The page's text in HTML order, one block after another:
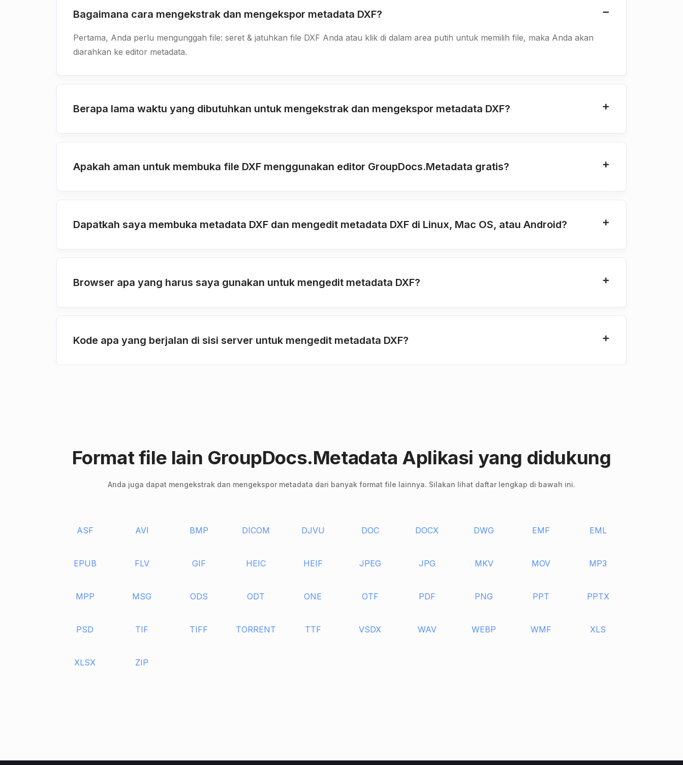
Bagaimana cara mengekstrak dan mengekspor metadata DXF?
Pertama, Anda perlu mengunggah file: seret & jatuhkan file DXF Anda atau klik di dalam area putih untuk memilih file, maka Anda akan
diarahkan ke editor metadata.
Berapa lama waktu yang dibutuhkan untuk mengekstrak dan mengekspor metadata DXF?
Apakah aman untuk membuka file DXF menggunakan editor GroupDocs.Metadata gratis?
Dapatkah saya membuka metadata DXF dan mengedit metadata DXF di Linux, Mac OS, atau Android?
Browser apa yang harus saya gunakan untuk mengedit metadata DXF?
Kode apa yang berjalan di sisi server untuk mengedit metadata DXF?
Format file lain GroupDocs.Metadata Aplikasi yang didukung
Anda juga dapat mengekstrak dan mengekspor metadata dari banyak format file lainnya. Silakan lihat daftar lengkap di bawah ini.
ASF AVI BMP DICOM DJVU DOC DOCX DWG EMF EML
EPUB FLV GIF HEIC HEIF JPEG JPG MKV MOV MP3
MPP MSG ODS ODT ONE OTF PDF PNG PPT PPTX
PSD TIF TIFF TORRENT TTF VSDX WAV WEBP WMF XLS
XLSX ZIP